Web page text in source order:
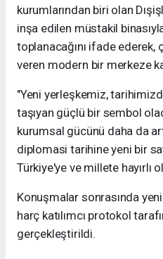
kurumlarından biri olan
inşa edilen müstakil
toplanacağını ifade ederek,
veren modern bir merkeze
"Yeni yerleşkemiz,
taşıyan güçlü bir sembol
kurumsal gücünü daha da
diplomasi tarihine yeni bir
Türkiye'ye ve millete hayırlı
Konuşmalar sonrasında
harç katılımcı protokol
gerçekleştirildi.